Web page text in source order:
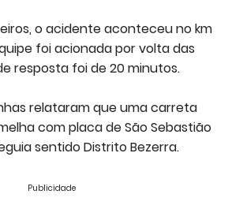
o acidente aconteceu no km
foi acionada por volta das
resposta foi de 20 minutos.
relataram que uma carreta
com placa de São Sebastião
sentido Distrito Bezerra.
Publicidade